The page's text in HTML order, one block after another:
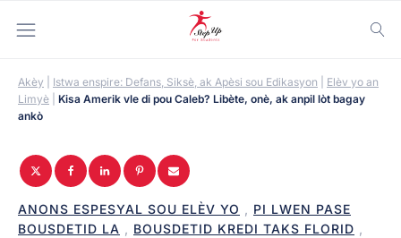
Akèy Istwa enspire: Defans, Siksè, ak Apèsi sou Edikasyon
Elèv yo an
Limyè
Kisa Amerik vle di pou Caleb? Libète, onè, ak anpil lòt bagay
ankò
ANONS ESPESYAL SOU ELÈV YO
PI LWEN PASE
BOUSDETID LA
BOUSDETID KREDI TAKS FLORID